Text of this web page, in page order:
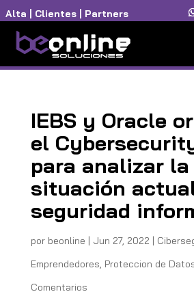
Alta Clientes Partners
IEBS y Oracle
el
para analizar la
situación
seguridad
por beonline | Jun 27, 2022 |
Emprendedores, Proteccion de
Comentarios